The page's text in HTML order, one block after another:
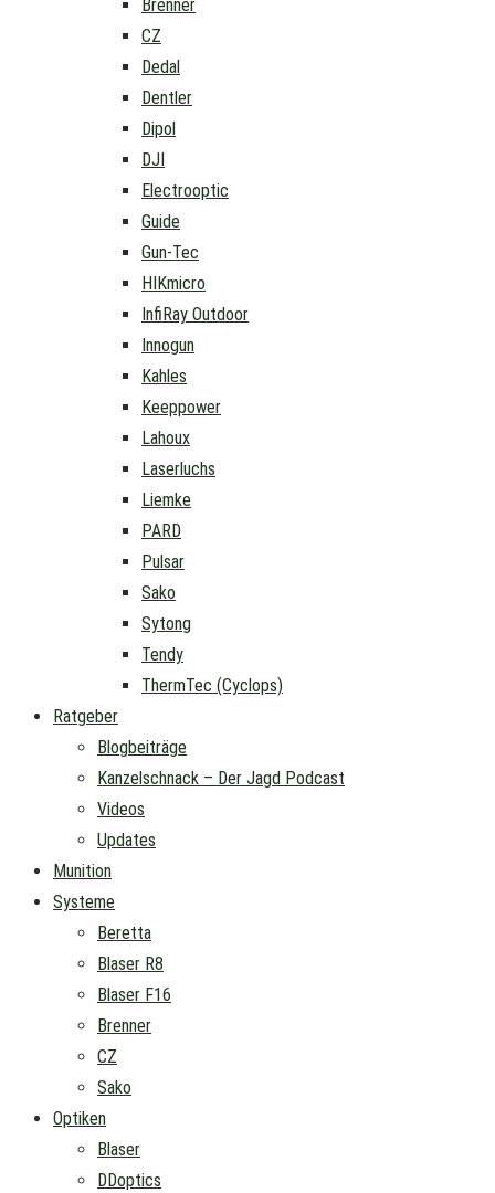
Brenner
CZ
Dedal
Dentler
Dipol
DJI
Electrooptic
Guide
Gun-Tec
HIKmicro
InfiRay Outdoor
Innogun
Kahles
Keeppower
Lahoux
Laserluchs
Liemke
PARD
Pulsar
Sako
Sytong
Tendy
ThermTec (Cyclops)
Ratgeber
Blogbeiträge
Kanzelschnack – Der Jagd Podcast
Videos
Updates
Munition
Systeme
Beretta
Blaser R8
Blaser F16
Brenner
CZ
Sako
Optiken
Blaser
DDoptics